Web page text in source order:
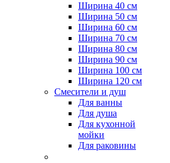
Ширина 40 см
Ширина 50 см
Ширина 60 см
Ширина 70 см
Ширина 80 см
Ширина 90 см
Ширина 100 см
Ширина 120 см
Смесители и душ
Для ванны
Для душа
Для кухонной
мойки
Для раковины